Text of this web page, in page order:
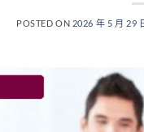
POSTED ON 2026 年 5 月 29